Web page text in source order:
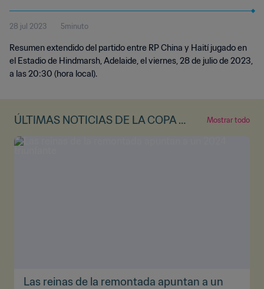
Australia & Nueva Zelanda 2023™ |
Highlights Extendidos
28 jul 2023 5minuto
Resumen extendido del partido entre RP China y Haití jugado en
el Estadio de Hindmarsh, Adelaide, el viernes, 28 de julio de 2023,
a las 20:30 (hora local).
ÚLTIMAS NOTICIAS DE LA COPA M
UNDIAL FEMENINA DE LA FIFA™
Mostrar todo
Las reinas de la remontada apuntan a un